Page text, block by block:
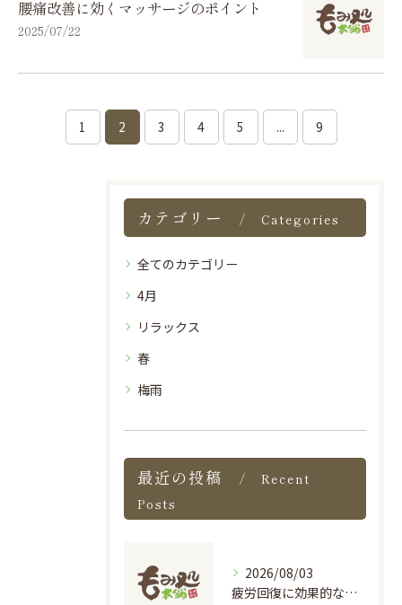
腰痛改善に効くマッサージのポイント
2025/07/22
1 2 3 4 5 ... 9
カテゴリー Categories
全てのカテゴリー
4月
リラックス
春
梅雨
最近の投稿
Recent
Posts
2026/08/03
疲労回復に効果的な個別ケアのマッサージ術